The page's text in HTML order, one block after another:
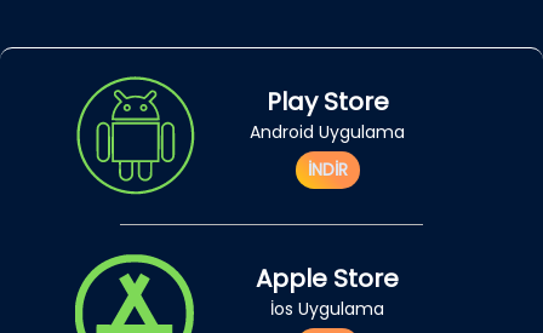
Play Store
Android Uygulama
İNDİR
Apple Store
İos Uygulama